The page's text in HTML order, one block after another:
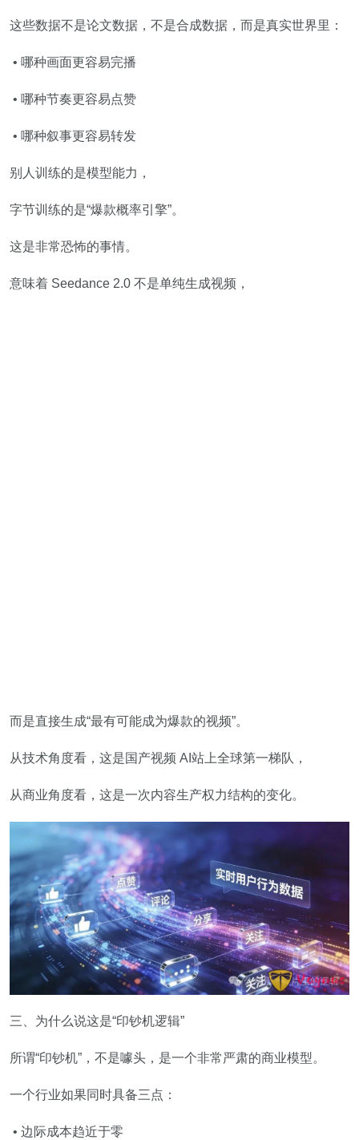
这些数据不是论文数据，不是合成数据，而是真实世界里：
• 哪种画面更容易完播
• 哪种节奏更容易点赞
• 哪种叙事更容易转发
别人训练的是模型能力，
字节训练的是“爆款概率引擎”。
这是非常恐怖的事情。
意味着 Seedance 2.0 不是单纯生成视频，
而是直接生成“最有可能成为爆款的视频”。
从技术角度看，这是国产视频 AI站上全球第一梯队，
从商业角度看，这是一次内容生产权力结构的变化。
三、为什么说这是“印钞机逻辑”
所谓“印钞机”，不是噱头，是一个非常严肃的商业模型。
一个行业如果同时具备三点：
• 边际成本趋近于零